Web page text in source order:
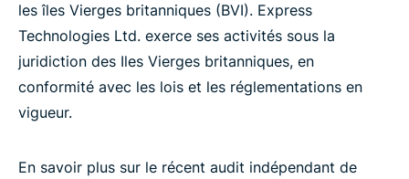
les îles Vierges britanniques (BVI). Express
Technologies Ltd. exerce ses activités sous la
juridiction des Iles Vierges britanniques, en
conformité avec les lois et les réglementations en
vigueur.
En savoir plus sur le récent audit indépendant de